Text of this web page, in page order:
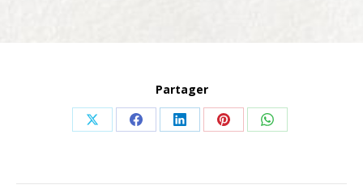
Partager
Share
X
Share
Facebook
Share
LinkedIn
Share
Pinterest
Share
WhatsApp